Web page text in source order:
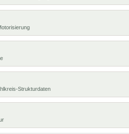
Strukturdaten